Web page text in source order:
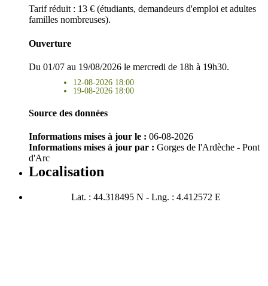
Tarif réduit : 13 € (étudiants, demandeurs d'emploi et adultes
familles nombreuses).
Ouverture
Du 01/07 au 19/08/2026 le mercredi de 18h à 19h30.
12-08-2026 18:00
19-08-2026 18:00
Source des données
Informations mises à jour le : 06-08-2026
Informations mises à jour par : Gorges de l'Ardèche - Pont
d'Arc
Localisation
Lat. : 44.318495 N - Lng. : 4.412572 E